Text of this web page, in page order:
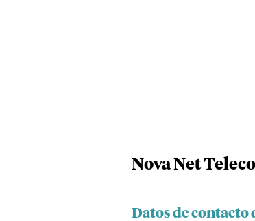
Nova Net
Datos de contacto